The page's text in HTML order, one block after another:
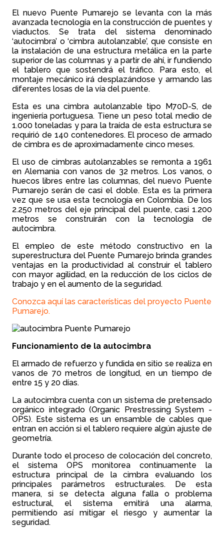
El nuevo Puente Pumarejo se levanta con la más
avanzada tecnología en la construcción de puentes y
viaductos. Se trata del sistema denominado
‘autocimbra’ o ‘cimbra autolanzable’, que consiste en
la instalación de una estructura metálica en la parte
superior de las columnas y a partir de ahí, ir fundiendo
el tablero que sostendrá el tráfico. Para esto, el
montaje mecánico irá desplazándose y armando las
diferentes losas de la vía del puente.
Esta es una cimbra autolanzable tipo M70D-S, de
ingeniería portuguesa. Tiene un peso total medio de
1.000 toneladas y para la traída de esta estructura se
requirió de 140 contenedores. El proceso de armado
de cimbra es de aproximadamente cinco meses.
El uso de cimbras autolanzables se remonta a 1961
en Alemania con vanos de 32 metros. Los vanos, o
huecos libres entre las columnas, del nuevo Puente
Pumarejo serán de casi el doble. Esta es la primera
vez que se usa esta tecnología en Colombia. De los
2.250 metros del eje principal del puente, casi 1.200
metros se construirán con la tecnología de
autocimbra.
El empleo de este método constructivo en la
superestructura del Puente Pumarejo brinda grandes
ventajas en la productividad al construir el tablero
con mayor agilidad, en la reducción de los ciclos de
trabajo y en el aumento de la seguridad.
Conozca aquí las características del proyecto Puente
Pumarejo.
Funcionamiento de la autocimbra
El armado de refuerzo y fundida en sitio se realiza en
vanos de 70 metros de longitud, en un tiempo de
entre 15 y 20 días.
La autocimbra cuenta con un sistema de pretensado
orgánico integrado (Organic Prestressing System -
OPS). Este sistema es un ensamble de cables que
entran en acción si el tablero requiere algún ajuste de
geometría.
Durante todo el proceso de colocación del concreto,
el sistema OPS monitorea continuamente la
estructura principal de la cimbra evaluando los
principales parámetros estructurales. De esta
manera, si se detecta alguna falla o problema
estructural, el sistema emitirá una alarma,
permitiendo así mitigar el riesgo y aumentar la
seguridad.